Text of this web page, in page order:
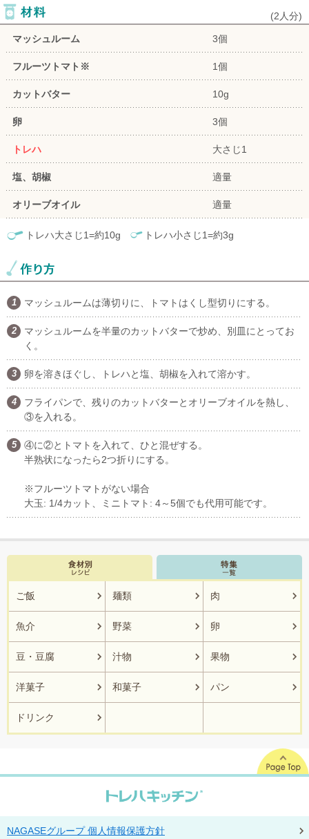
(2人分)
マッシュルーム 3個
フルーツトマト※ 1個
カットバター 10g
卵 3個
トレハ 大さじ1
塩、胡椒 適量
オリーブオイル 適量
トレハ大さじ1=約10g トレハ小さじ1=約3g
マッシュルームは薄切りに、トマトはくし型切りにする。
マッシュルームを半量のカットバターで炒め、別皿にとってお
く。
卵を溶きほぐし、トレハと塩、胡椒を入れて溶かす。
フライパンで、残りのカットバターとオリーブオイルを熱し、
③を入れる。
④に②とトマトを入れて、ひと混ぜする。
半熟状になったら2つ折りにする。
※フルーツトマトがない場合
大玉: 1/4カット、ミニトマト: 4～5個でも代用可能です。
ご飯 麺類 肉
魚介 野菜 卵
豆・豆腐 汁物 果物
洋菓子 和菓子 パン
ドリンク
NAGASEグループ 個人情報保護方針